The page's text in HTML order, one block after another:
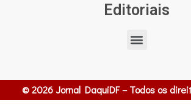
Editoriais
© 2026 Jornal DaquiDF – Todos os